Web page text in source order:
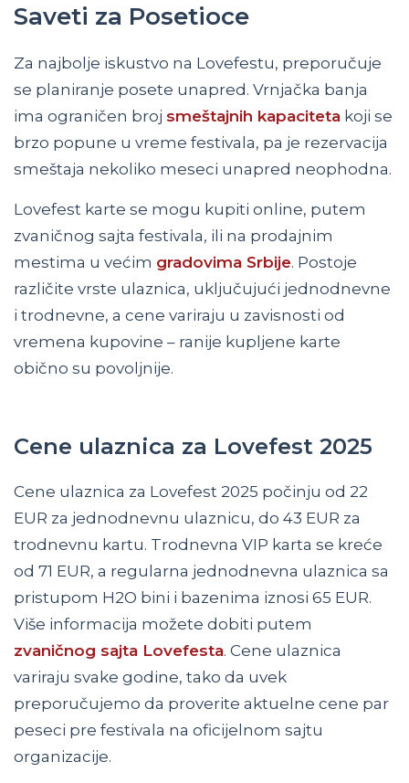
Saveti za Posetioce
Za najbolje iskustvo na Lovefestu, preporučuje
se planiranje posete unapred. Vrnjačka banja
ima ograničen broj smeštajnih kapaciteta koji se
brzo popune u vreme festivala, pa je rezervacija
smeštaja nekoliko meseci unapred neophodna.
Lovefest karte se mogu kupiti online, putem
zvaničnog sajta festivala, ili na prodajnim
mestima u većim gradovima Srbije. Postoje
različite vrste ulaznica, uključujući jednodnevne
i trodnevne, a cene variraju u zavisnosti od
vremena kupovine – ranije kupljene karte
obično su povoljnije.
Cene ulaznica za Lovefest 2025
Cene ulaznica za Lovefest 2025 počinju od 22
EUR za jednodnevnu ulaznicu, do 43 EUR za
trodnevnu kartu. Trodnevna VIP karta se kreće
od 71 EUR, a regularna jednodnevna ulaznica sa
pristupom H2O bini i bazenima iznosi 65 EUR.
Više informacija možete dobiti putem
zvaničnog sajta Lovefesta. Cene ulaznica
variraju svake godine, tako da uvek
preporučujemo da proverite aktuelne cene par
peseci pre festivala na oficijelnom sajtu
organizacije.